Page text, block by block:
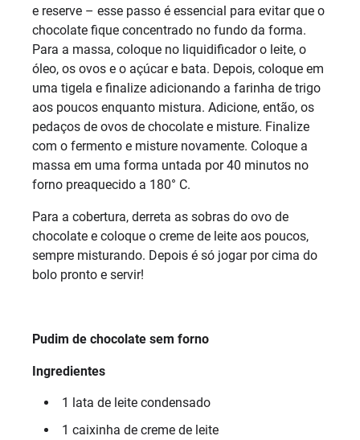
e reserve – esse passo é essencial para evitar que o
chocolate fique concentrado no fundo da forma.
Para a massa, coloque no liquidificador o leite, o
óleo, os ovos e o açúcar e bata. Depois, coloque em
uma tigela e finalize adicionando a farinha de trigo
aos poucos enquanto mistura. Adicione, então, os
pedaços de ovos de chocolate e misture. Finalize
com o fermento e misture novamente. Coloque a
massa em uma forma untada por 40 minutos no
forno preaquecido a 180° C.
Para a cobertura, derreta as sobras do ovo de
chocolate e coloque o creme de leite aos poucos,
sempre misturando. Depois é só jogar por cima do
bolo pronto e servir!
Pudim de chocolate sem forno
Ingredientes
1 lata de leite condensado
1 caixinha de creme de leite